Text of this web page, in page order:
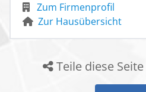
Zum Firmenprofil
Zur Hausübersicht
Teile diese